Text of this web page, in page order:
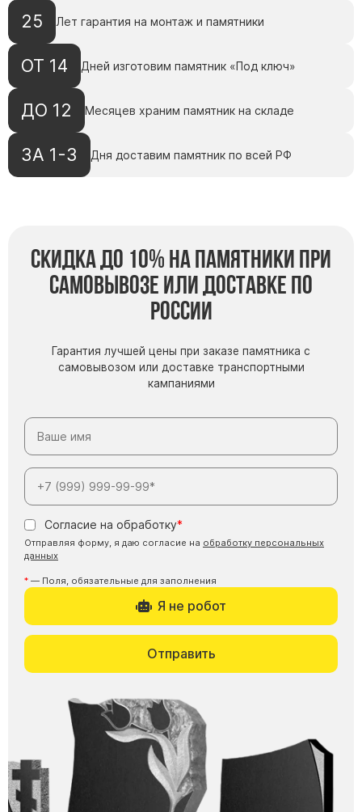
25 Лет гарантия на монтаж и памятники
ОТ 14 Дней изготовим памятник «Под ключ»
ДО 12 Месяцев храним памятник на складе
ЗА 1-3 Дня доставим памятник по всей РФ
Скидка до 10% на памятники при
самовывозе или доставке по
России
Гарантия лучшей цены при заказе памятника с
самовывозом или доставке транспортными
кампаниями
Согласие на обработку
Отправляя форму, я даю согласие на обработку персональных
данных
— Поля, обязательные для заполнения
Я не робот
Отправить